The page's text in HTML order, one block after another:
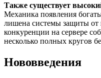
Также существует
Механика появления
лишена системы защиты от
конкуренции на сервере
несколько полных кругов
Нововведения